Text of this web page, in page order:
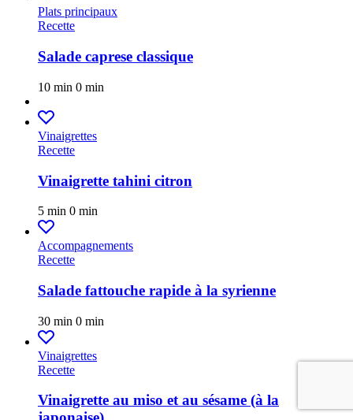
Plats principaux
Recette
Salade caprese classique
10 min 0 min
Vinaigrettes
Recette
Vinaigrette tahini citron
5 min 0 min
Accompagnements
Recette
Salade fattouche rapide à la syrienne
30 min 0 min
Vinaigrettes
Recette
Vinaigrette au miso et au sésame (à la